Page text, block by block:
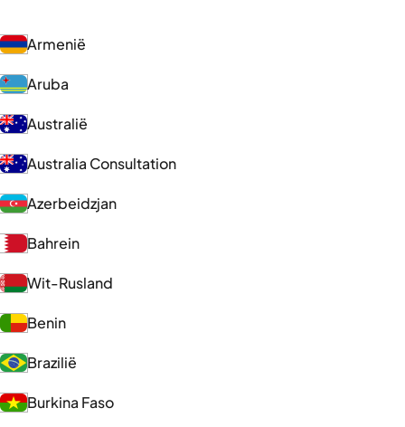
Armenië
Aruba
Australië
Australia Consultation
Azerbeidzjan
Bahrein
Wit-Rusland
Benin
Brazilië
Burkina Faso